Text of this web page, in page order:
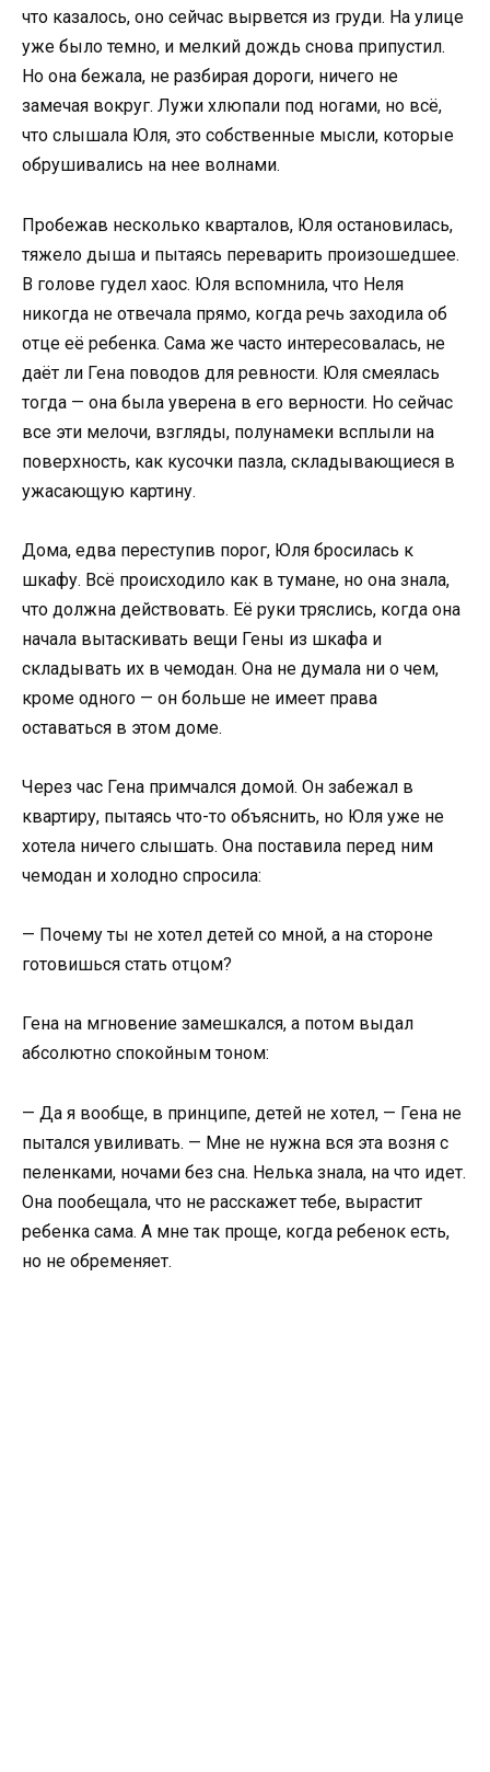
что казалось, оно сейчас вырвется из груди. На улице
уже было темно, и мелкий дождь снова припустил.
Но она бежала, не разбирая дороги, ничего не
замечая вокруг. Лужи хлюпали под ногами, но всё,
что слышала Юля, это собственные мысли, которые
обрушивались на нее волнами.
Пробежав несколько кварталов, Юля остановилась,
тяжело дыша и пытаясь переварить произошедшее.
В голове гудел хаос. Юля вспомнила, что Неля
никогда не отвечала прямо, когда речь заходила об
отце её ребенка. Сама же часто интересовалась, не
даёт ли Гена поводов для ревности. Юля смеялась
тогда — она была уверена в его верности. Но сейчас
все эти мелочи, взгляды, полунамеки всплыли на
поверхность, как кусочки пазла, складывающиеся в
ужасающую картину.
Дома, едва переступив порог, Юля бросилась к
шкафу. Всё происходило как в тумане, но она знала,
что должна действовать. Её руки тряслись, когда она
начала вытаскивать вещи Гены из шкафа и
складывать их в чемодан. Она не думала ни о чем,
кроме одного — он больше не имеет права
оставаться в этом доме.
Через час Гена примчался домой. Он забежал в
квартиру, пытаясь что-то объяснить, но Юля уже не
хотела ничего слышать. Она поставила перед ним
чемодан и холодно спросила:
— Почему ты не хотел детей со мной, а на стороне
готовишься стать отцом?
Гена на мгновение замешкался, а потом выдал
абсолютно спокойным тоном:
— Да я вообще, в принципе, детей не хотел, — Гена не
пытался увиливать. — Мне не нужна вся эта возня с
пеленками, ночами без сна. Нелька знала, на что идет.
Она пообещала, что не расскажет тебе, вырастит
ребенка сама. А мне так проще, когда ребенок есть,
но не обременяет.